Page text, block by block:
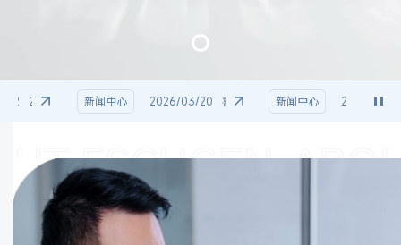
2026 AACR | Ipsen 公布 FIC ADC IPN60300 临床前数据，诗健生物为共同作者 新闻中心 2026/03/20 喜报 | 诗健生物荣获国家高新技术企业认定 新闻中心 2026/02/09
ESCUGEN